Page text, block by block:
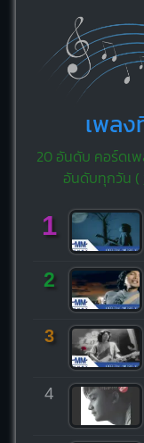
เพล
20 อันดับ คอร์ดเ
อันดับทุกวัน (
1
2
3
4